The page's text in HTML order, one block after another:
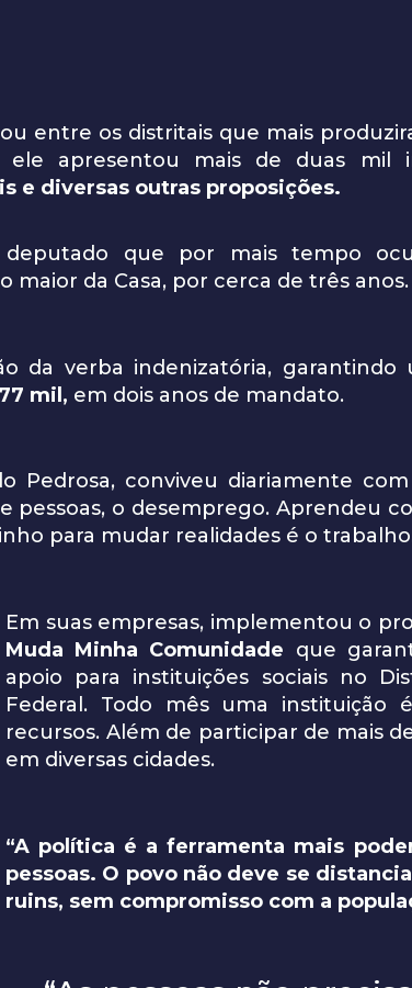
entre os distritais que mais
ele apresentou mais de duas mil
e diversas outras proposições.
que por mais tempo
da Casa, por cerca de três anos.
da verba indenizatória, garantindo
mil, em dois anos de mandato.
Pedrosa, conviveu diariamente
pessoas, o desemprego. Aprendeu
para mudar realidades é o
Em suas empresas, implementou o
Muda Minha Comunidade que
apoio para instituições sociais no
Federal. Todo mês uma instituição
recursos. Além de participar de mais
em diversas cidades.
“A política é a ferramenta mais
pessoas. O povo não deve se
ruins, sem compromisso com a